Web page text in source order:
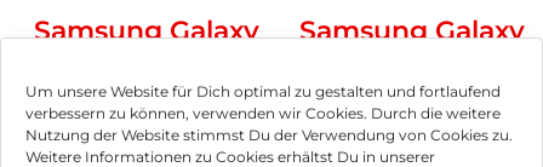
Um unsere Website für Dich optimal zu gestalten und fortlaufend
verbessern zu können, verwenden wir Cookies. Durch die weitere
Nutzung der Website stimmst Du der Verwendung von Cookies zu.
Weitere Informationen zu Cookies erhältst Du in unserer
Samsung Galaxy
635,90€
inkl. MwSt.
Samsung Galaxy
Icyblue
975,90€
inkl. MwSt.